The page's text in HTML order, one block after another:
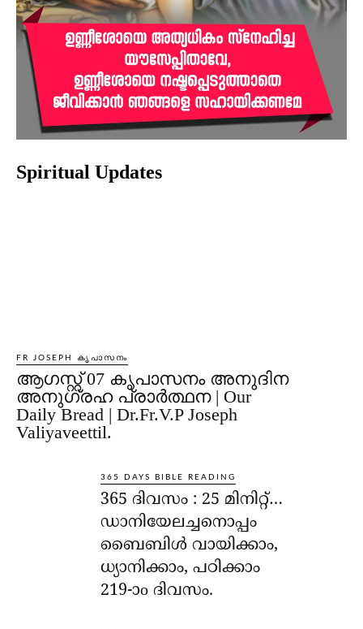
Spiritual Updates
FR JOSEPH കൃപാസനം
ആഗസ്റ്റ് 07 കൃപാസനം അനുദിന
അനുഗ്രഹ പ്രാർത്ഥന | Our
Daily Bread | Dr.Fr.V.P Joseph
Valiyaveettil.
365 DAYS BIBLE READING
365 ദിവസം : 25 മിനിറ്റ്…
ഡാനിയേലച്ചനൊപ്പം
ബൈബിൾ വായിക്കാം,
ധ്യാനിക്കാം, പഠിക്കാം
219-ാo ദിവസം.